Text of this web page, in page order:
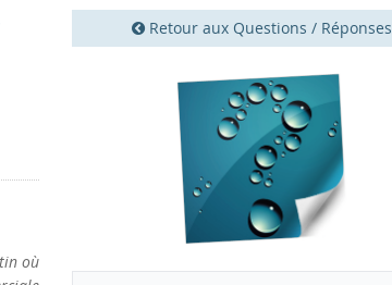
Retour aux Questions / Réponses
où